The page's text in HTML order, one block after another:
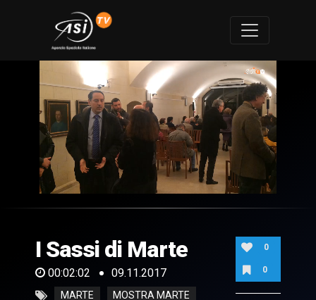
of
2
seconds
I Sassi di Marte
00:02:02 09.11.2017
MARTE MOSTRA MARTE
0
0